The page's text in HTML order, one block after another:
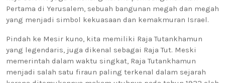
Pertama di Yerusalem, sebuah bangunan megah dan megah
yang menjadi simbol kekuasaan dan kemakmuran Israel.
Pindah ke Mesir kuno, kita memiliki Raja Tutankhamun
yang legendaris, juga dikenal sebagai Raja Tut. Meski
memerintah dalam waktu singkat, Raja Tutankhamun
menjadi salah satu firaun paling terkenal dalam sejarah